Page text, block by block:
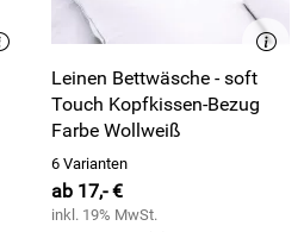
Leinen Bettwäsche - soft
Touch Kopfkissen-Bezug
Farbe Wollweiß
6 Varianten
ab 17,- €
inkl. 19% MwSt.